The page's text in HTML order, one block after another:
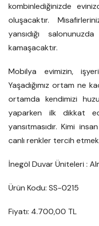
kombinlediğinizde
oluşacaktır.
yansıdığı
kamaşacaktır.
Mobilya evimizin,
Yaşadığımız ortam ne
ortamda kendimizi
yaparken ilk dikkat
yansıtmasıdır. Kimi
canlı renkler tercih
İnegöl Duvar Üniteleri :
Ürün Kodu: SS-0215
Fiyatı: 4.700,00 TL